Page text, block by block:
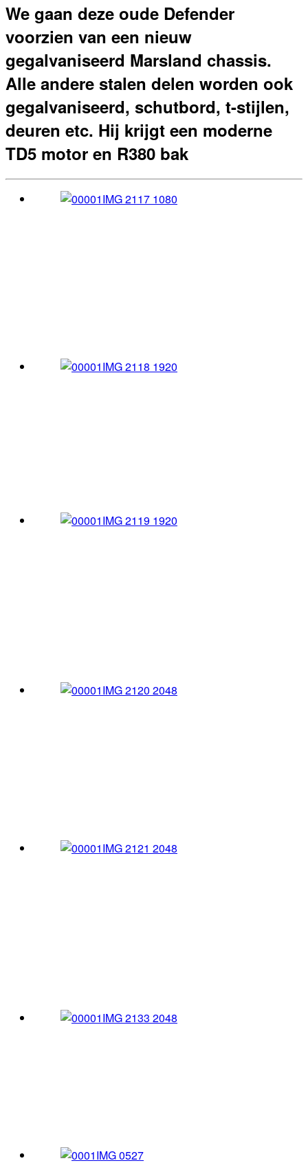
We gaan deze oude Defender
voorzien van een nieuw
gegalvaniseerd Marsland chassis.
Alle andere stalen delen worden ook
gegalvaniseerd, schutbord, t-stijlen,
deuren etc. Hij krijgt een moderne
TD5 motor en R380 bak